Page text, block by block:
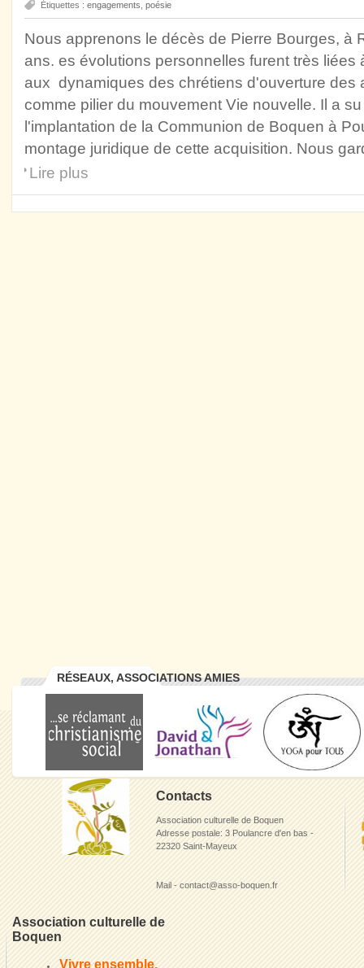
Étiquettes : engagements poésie
Nous apprenons le décès de Pierre Bourges, à
ans. es évolutions personnelles furent très
aux dynamiques des chrétiens d'ouverture des
comme pilier du mouvement Vie nouvelle. Il a
l'implantation de la Communion de Boquen à
montage juridique de cette acquisition. Nous
Lire plus
RÉSEAUX, ASSOCIATIONS AMIES
Contacts
Association culturelle de Boquen
Adresse postale: 3 Poulancre d'en bas -
22320 Saint-Mayeux
Mail - contact@asso-boquen.fr
Association culturelle de
Boquen
Vivre ensemble,